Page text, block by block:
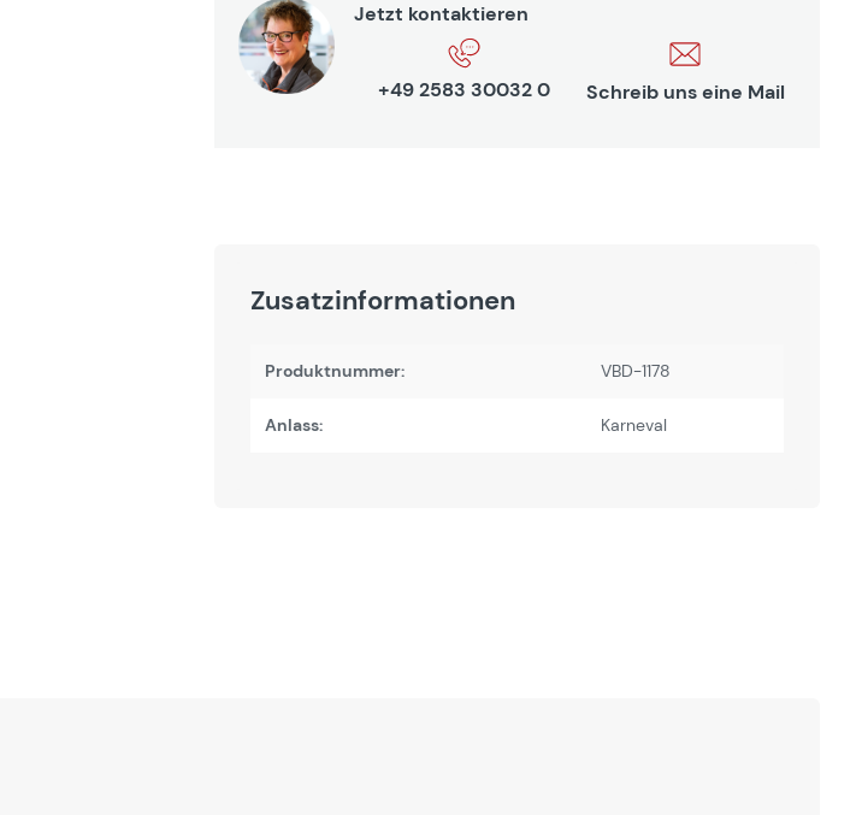
Jetzt kontaktieren
+49 2583 30032 0 Schreib uns eine Mail
Zusatzinformationen
Produktnummer: VBD-1178
Anlass: Karneval